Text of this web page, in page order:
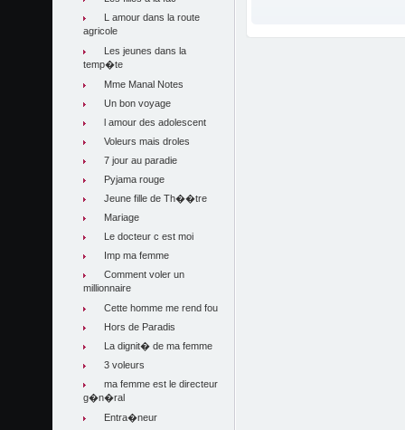
L amour dans la route
agricole
Les jeunes dans la
temp�te
Mme Manal Notes
Un bon voyage
l amour des adolescent
Voleurs mais droles
7 jour au paradie
Pyjama rouge
Jeune fille de Th��tre
Mariage
Le docteur c est moi
Imp ma femme
Comment voler un
millionnaire
Cette homme me rend fou
Hors de Paradis
La dignit� de ma femme
3 voleurs
ma femme est le directeur
g�n�ral
Entra�neur